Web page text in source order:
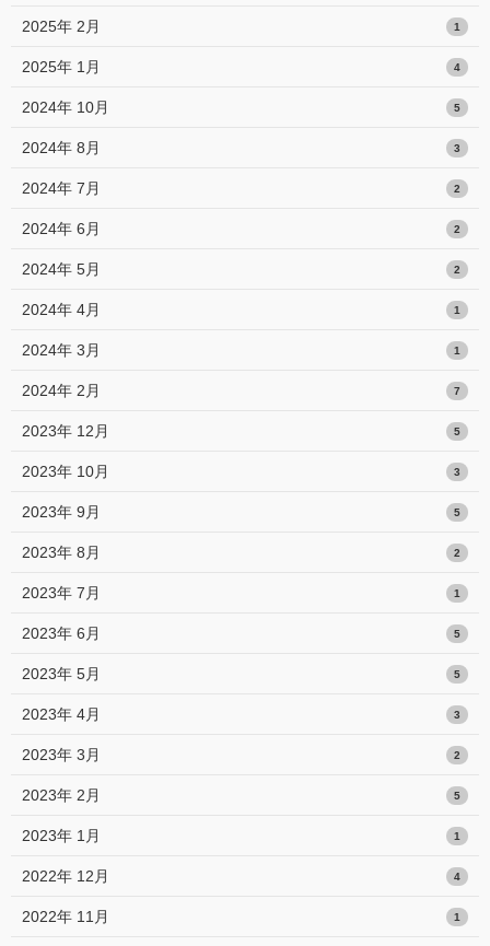
2025年 2月 1
2025年 1月 4
2024年 10月 5
2024年 8月 3
2024年 7月 2
2024年 6月 2
2024年 5月 2
2024年 4月 1
2024年 3月 1
2024年 2月 7
2023年 12月 5
2023年 10月 3
2023年 9月 5
2023年 8月 2
2023年 7月 1
2023年 6月 5
2023年 5月 5
2023年 4月 3
2023年 3月 2
2023年 2月 5
2023年 1月 1
2022年 12月 4
2022年 11月 1